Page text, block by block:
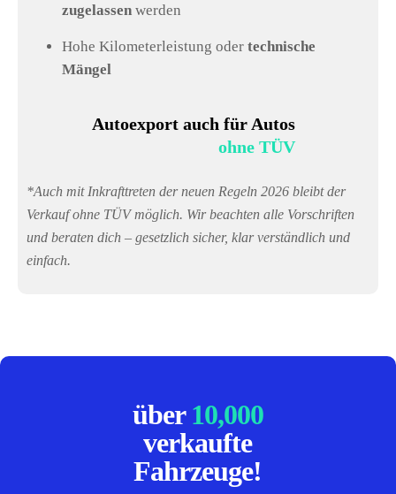
zugelassen werden
Hohe Kilometerleistung oder technische
Mängel
Autoexport auch für Autos
ohne TÜV
*Auch mit Inkrafttreten der neuen Regeln 2026 bleibt der
Verkauf ohne TÜV möglich. Wir beachten alle Vorschriften
und beraten dich – gesetzlich sicher, klar verständlich und
einfach.
über10,000
verkaufte
Fahrzeuge!